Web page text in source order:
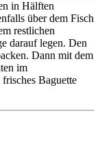
in Hälften
über dem Fisch
restlichen
darauf legen. Den
Dann mit dem
im
Baguette